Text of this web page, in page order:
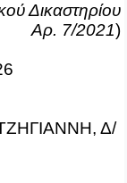
Δικαστηρίου
Αρ. 7/2021)
Δ/